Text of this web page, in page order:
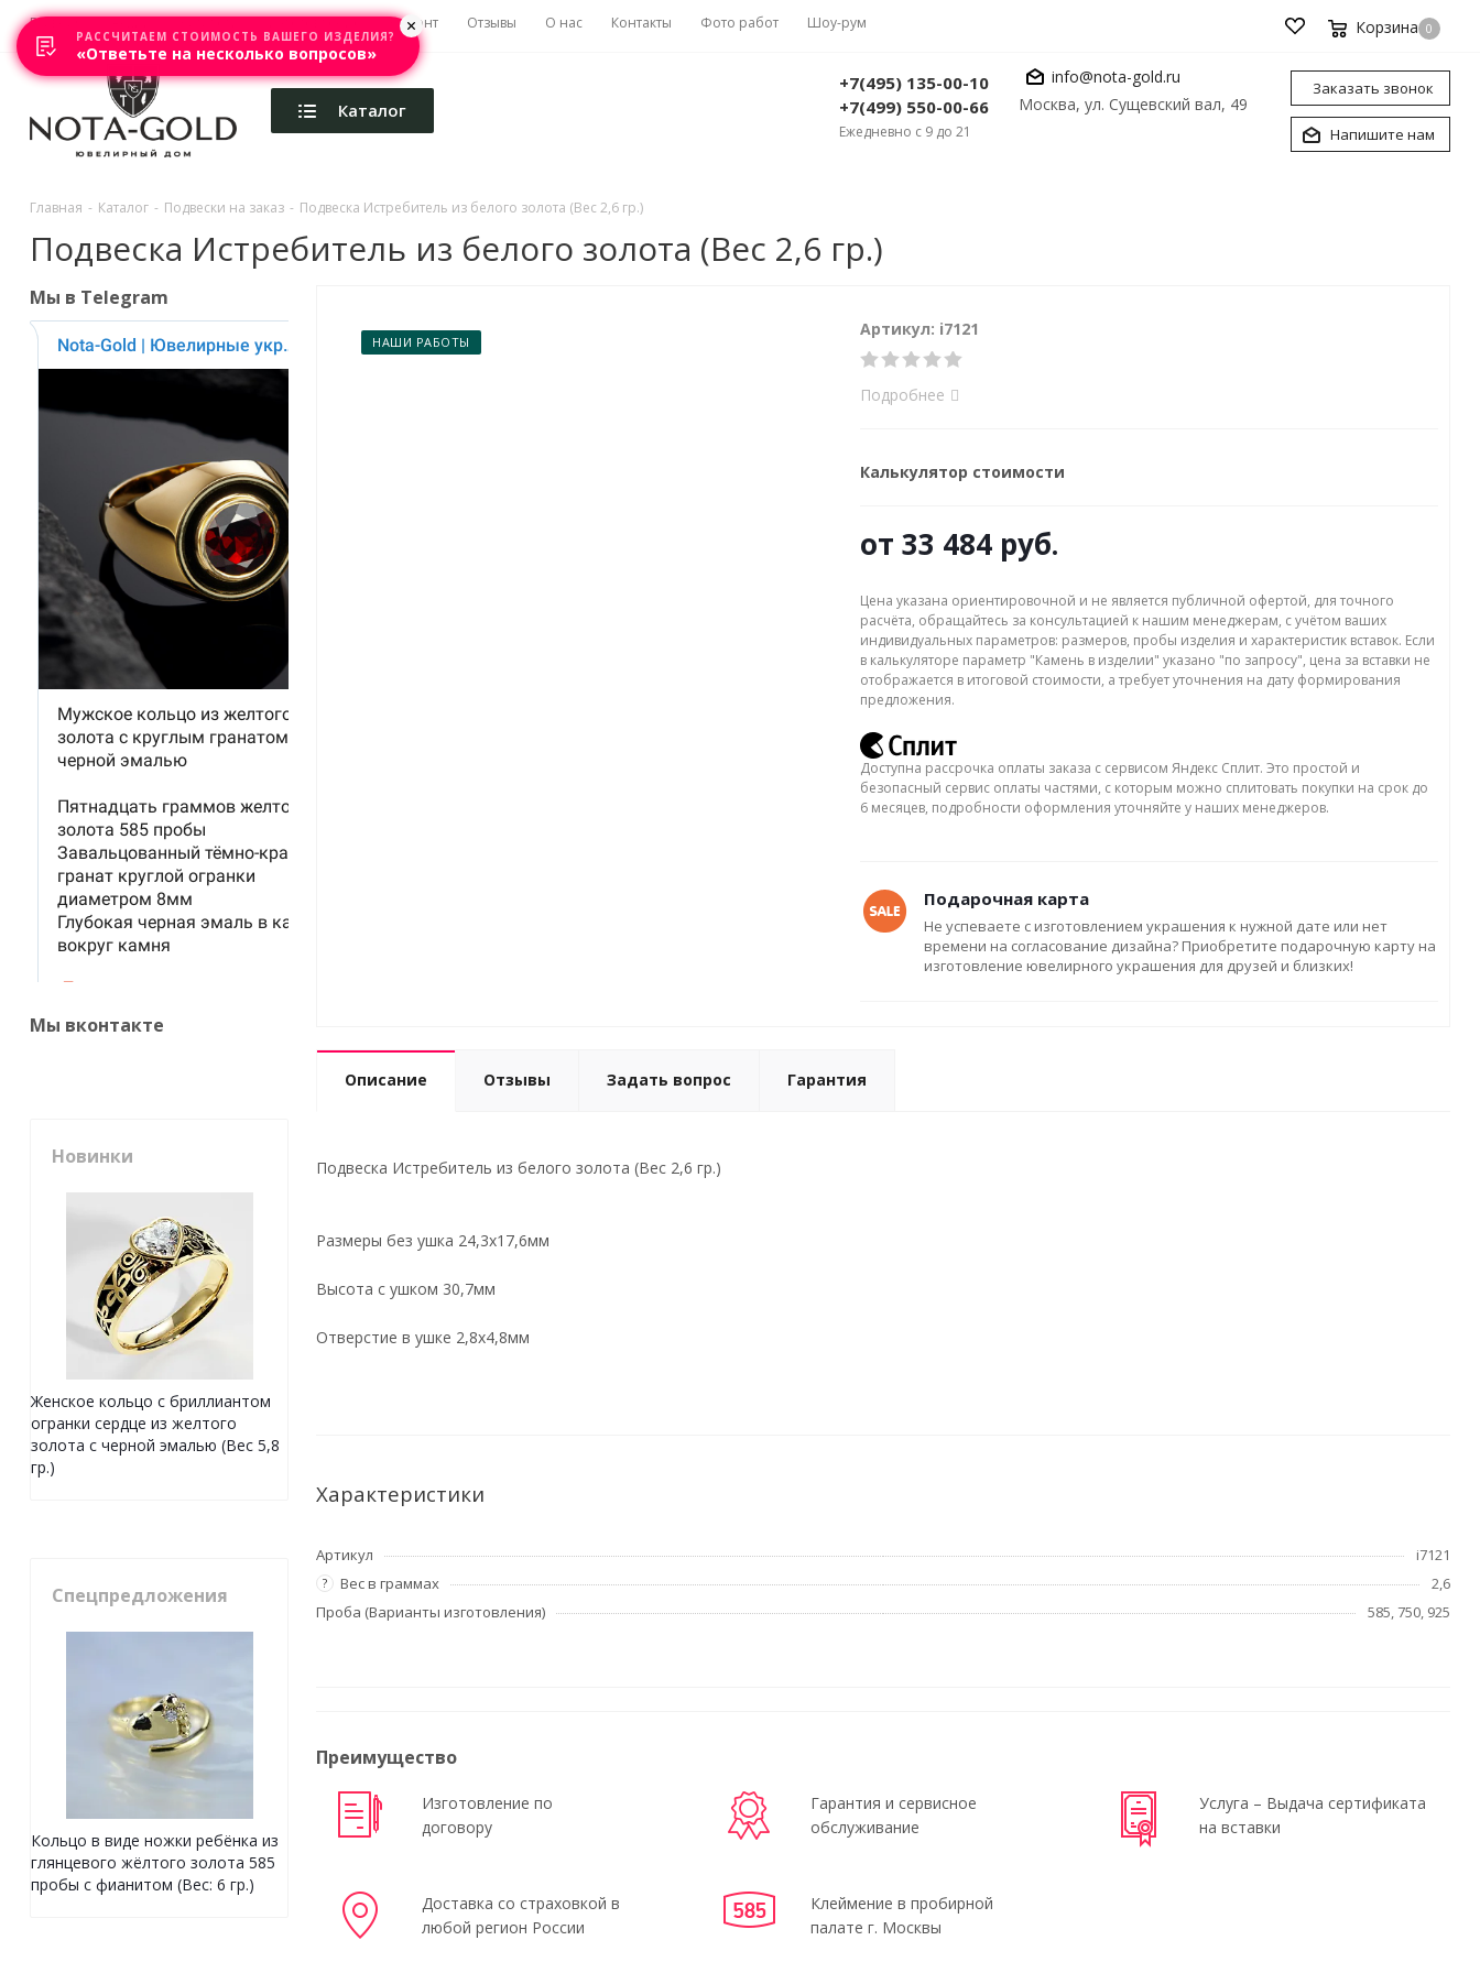
Главная Акции Каталоги Изготовление Ремонт Отзывы О нас Контакты Фото работ Шоу-рум Корзина 0
Каталог
+7(495) 135-00-10
+7(499) 550-00-66
Ежедневно с 9 до 21
info@nota-gold.ru
Москва, ул. Сущевский вал, 49
Заказать звонок
Напишите нам
Главная - Каталог - Подвески на заказ - Подвеска Истребитель из белого золота (Вес 2,6 гр.)
Подвеска Истребитель из белого золота (Вес 2,6 гр.)
НАШИ РАБОТЫ
Артикул: i7121
Подробнее
Калькулятор стоимости
от33 484 руб.
Цена указана ориентировочной и не является публичной офертой, для точного
расчёта, обращайтесь за консультацией к нашим менеджерам, с учётом ваших
индивидуальных параметров: размеров, пробы изделия и характеристик вставок. Если
в калькуляторе параметр "Камень в изделии" указано "по запросу", цена за вставки не
отображается в итоговой стоимости, а требует уточнения на дату формирования
предложения.
Доступна рассрочка оплаты заказа с сервисом Яндекс Сплит. Это простой и
безопасный сервис оплаты частями, с которым можно сплитовать покупки на срок до
6 месяцев, подробности оформления уточняйте у наших менеджеров.
Подарочная карта
Не успеваете с изготовлением украшения к нужной дате или нет
времени на согласование дизайна? Приобретите подарочную карту на
изготовление ювелирного украшения для друзей и близких!
Описание Отзывы Задать вопрос Гарантия
Подвеска Истребитель из белого золота (Вес 2,6 гр.)
Размеры без ушка 24,3х17,6мм
Высота с ушком 30,7мм
Отверстие в ушке 2,8х4,8мм
Характеристики
Артикул i7121
? Вес в граммах
2,6
Проба (Варианты изготовления)
585, 750, 925
Преимущество
Изготовление по
договору
Гарантия и сервисное
обслуживание
Услуга – Выдача сертификата
на вставки
Доставка со страховкой в
любой регион России
Клеймение в пробирной
палате г. Москвы
Мы в Telegram
Мы вконтакте
Новинки
Женское кольцо с бриллиантом
огранки сердце из желтого
золота с черной эмалью (Вес 5,8
гр.)
Спецпредложения
Кольцо в виде ножки ребёнка из
глянцевого жёлтого золота 585
пробы с фианитом (Вес: 6 гр.)
РАССЧИТАЕМ СТОИМОСТЬ ВАШЕГО ИЗДЕЛИЯ?
«Ответьте на несколько вопросов»